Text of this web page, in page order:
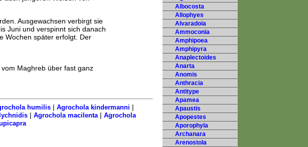
Ausgewachsen verbirgt sie
Juni und verspinnt sich danach
Wochen später erfolgt. Der
Maghreb über fast ganz
humilis| Agrochola kindermanni |
| Agrochola macilenta| Agrochola
Albocosta
Allophyes
Alvaradoia
Ammoconia
Amphipoea
Amphipyra
Anaplectoides
Anarta
Anomis
Anthracia
Antitype
Apamea
Apaustis
Apopestes
Aporophyla
Archanara
Arenostola